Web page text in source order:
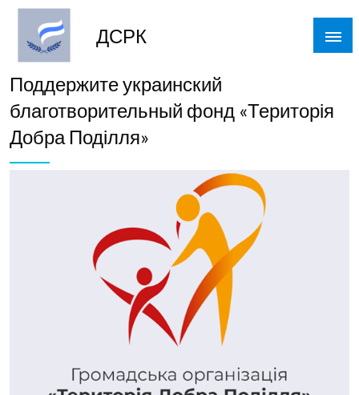
Skip
content
ДСРК
Поддержите украинский
благотворительный фонд «Територія
Добра Поділля»